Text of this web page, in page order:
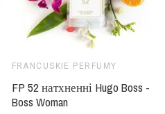
FRANCUSKIE PERFUMY
FP 52 натхненні Hugo Boss -
Boss Woman